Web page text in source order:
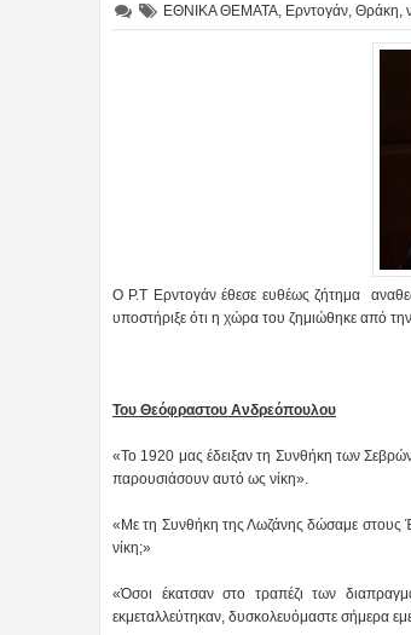
ΕΘΝΙΚΑ ΘΕΜΑΤΑ Ερντογάν Θράκη
Ο Ρ.Τ Ερντογάν έθεσε ευθέως ζήτημα
υποστήριξε ότι η χώρα του ζημιώθηκε από
Του Θεόφραστου Ανδρεόπουλου
«Το 1920 μας έδειξαν τη Συνθήκη των
παρουσιάσουν αυτό ως νίκη».
«Με τη Συνθήκη της Λωζάνης δώσαμε στους
νίκη;»
«Όσοι έκατσαν στο τραπέζι των
εκμεταλλεύτηκαν, δυσκολευόμαστε σήμερα